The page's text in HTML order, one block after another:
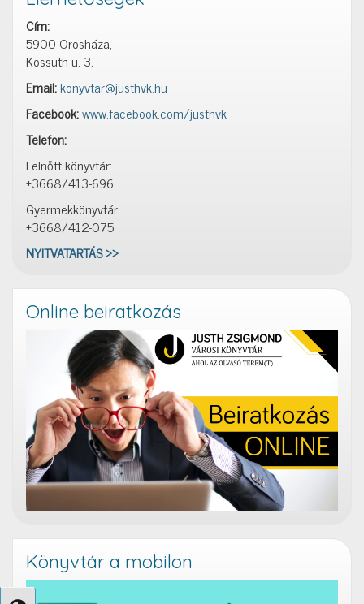
Cím:
5900 Orosháza,
Kossuth u. 3.
Email:konyvtar@justhvk.hu
Facebook:www.facebook.com/justhvk
Telefon:
Felnőtt könyvtár:
+3668/413-696
Gyermekkönyvtár:
+3668/412-075
NYITVATARTÁS >>
Online beiratkozás
Könyvtár a mobilon